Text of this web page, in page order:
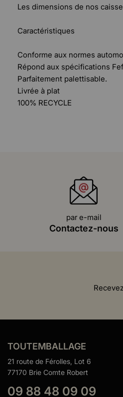
Les dimensions de nos
Caractéristiques
Conforme aux normes
Répond aux spécifications
Parfaitement palettisable.
Livrée à plat
100% RECYCLE
par e-mail
Contactez-nous
TOUTEMBALLAGE
21 route de Férolles, Lot 6
77170 Brie Comte Robert
09 88 48 09 09